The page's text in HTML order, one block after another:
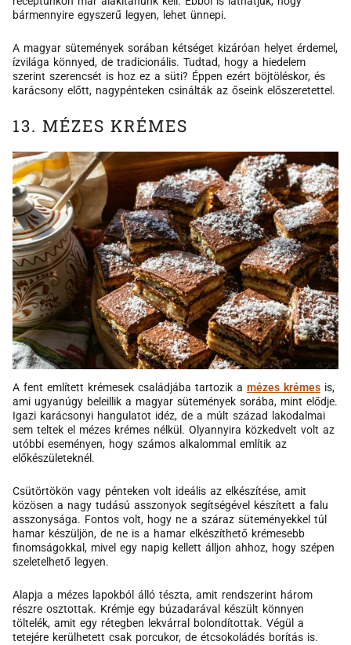
bármennyire egyszerű legyen, lehet ünnepi.
A magyar sütemények sorában kétséget kizáróan helyet érdemel,
ízvilága könnyed, de tradicionális. Tudtad, hogy a hiedelem
szerint szerencsét is hoz ez a süti? Éppen ezért böjtöléskor, és
karácsony előtt, nagypénteken csinálták az őseink előszeretettel.
13. MÉZES KRÉMES
A fent említett krémesek családjába tartozik a mézes krémes is,
ami ugyanúgy beleillik a magyar sütemények sorába, mint elődje.
Igazi karácsonyi hangulatot idéz, de a múlt század lakodalmai
sem teltek el mézes krémes nélkül. Olyannyira közkedvelt volt az
utóbbi eseményen, hogy számos alkalommal említik az
előkészületeknél.
Csütörtökön vagy pénteken volt ideális az elkészítése, amit
közösen a nagy tudású asszonyok segítségével készített a falu
asszonysága. Fontos volt, hogy ne a száraz süteményekkel túl
hamar készüljön, de ne is a hamar elkészíthető krémesebb
finomságokkal, mivel egy napig kellett álljon ahhoz, hogy szépen
szeletelhető legyen.
Alapja a mézes lapokból álló tészta, amit rendszerint három
részre osztottak. Krémje egy búzadarával készült könnyen
töltelék, amit egy rétegben lekvárral bolondítottak. Végül a
tetejére kerülhetett csak porcukor, de étcsokoládés borítás is.